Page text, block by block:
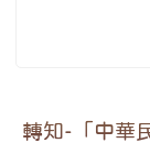
轉知-「中華